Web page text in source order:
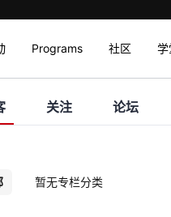
Programs 社区 学
关注 论坛
暂无专栏分类